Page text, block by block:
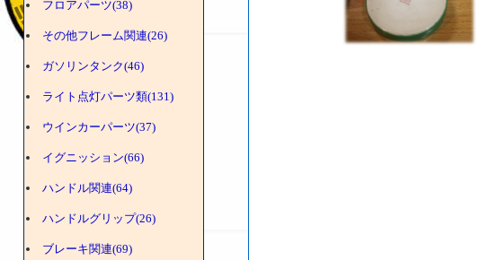
フロアパーツ(38)
その他フレーム関連(26)
ガソリンタンク(46)
ライト点灯パーツ類(131)
ウインカーパーツ(37)
イグニッション(66)
ハンドル関連(64)
ハンドルグリップ(26)
ブレーキ関連(69)